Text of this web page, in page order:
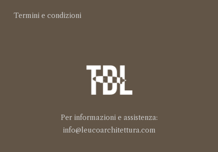
Termini e condizioni
Per informazioni e assistenza:
info@leucoarchitettura.com